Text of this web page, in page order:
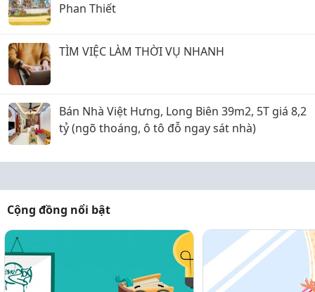
Phan Thiết
TÌM VIỆC LÀM THỜI VỤ NHANH
Bán Nhà Việt Hưng, Long Biên 39m2, 5T giá 8,2
tỷ (ngõ thoáng, ô tô đỗ ngay sát nhà)
Cộng đồng nổi bật